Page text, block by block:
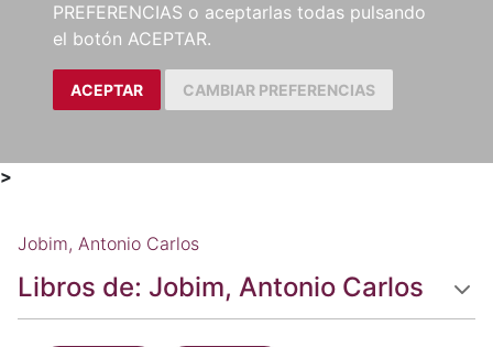
PREFERENCIAS o aceptarlas todas pulsando
el botón ACEPTAR.
ACEPTAR CAMBIAR PREFERENCIAS
>
Jobim, Antonio Carlos
Libros de: Jobim, Antonio Carlos